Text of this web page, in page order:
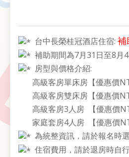
台中長榮桂冠酒店住宿: 補
補助期間為7月31日至8月
房型與價格介紹:
高級客房單床房【優惠價
高級客房雙床房【優惠價
高級客房3人房 【優惠價
家庭套房4人房 【優惠價
為統整資訊，請於報名時
住宿費用，請於退房時自